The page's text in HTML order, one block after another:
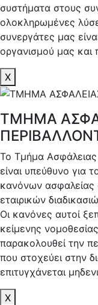
συστήματα στους
ολοκληρωμένες
συνεργάτες μας
οργανισμού μας και
X
ΤΜΗΜΑ
Το Τμήμα Ασφάλειας
είναι υπεύθυνο για
κανόνων ασφαλείας
εταιρικών
Οι κανόνες αυτοί
κείμενης
παρακολουθεί την
που στοχεύει στην
επιτυγχάνεται
X